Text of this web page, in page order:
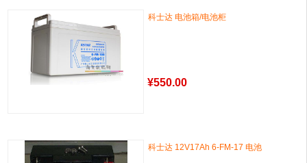
科士达 电池箱/电池柜
¥550.00
科士达 12V17Ah 6-FM-17 电池